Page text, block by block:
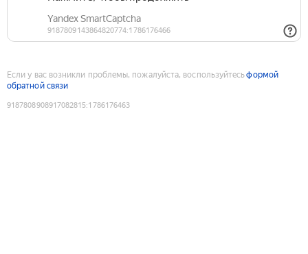
Если у вас возникли проблемы, пожалуйста, воспользуйтесьформой
обратной связи
9187808908917082815:1786176463